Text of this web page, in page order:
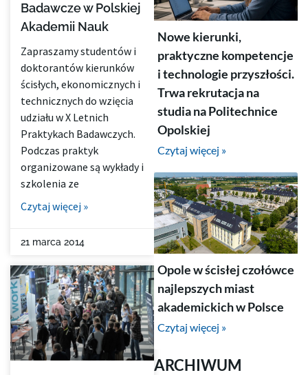
Badawcze w Polskiej
Akademii Nauk
Zapraszamy studentów i
doktorantów kierunków
ścisłych, ekonomicznych i
technicznych do wzięcia
udziału w X Letnich
Praktykach Badawczych.
Podczas praktyk
organizowane są wykłady i
szkolenia ze
Czytaj więcej »
21 marca 2014
Nowe kierunki,
praktyczne kompetencje
i technologie przyszłości.
Trwa rekrutacja na
studia na Politechnice
Opolskiej
Czytaj więcej »
Opole w ścisłej czołówce
najlepszych miast
akademickich w Polsce
Czytaj więcej »
ARCHIWUM
ARCHIWUM